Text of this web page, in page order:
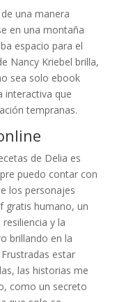
una manera
en una montaña
espacio para el
Nancy Kriebel brilla,
sea solo ebook
interactiva que
tempranas.
de Delia es
puedo contar con
los personajes
gratis humano, un
y la
brillando en la
estar
las historias me
como un secreto